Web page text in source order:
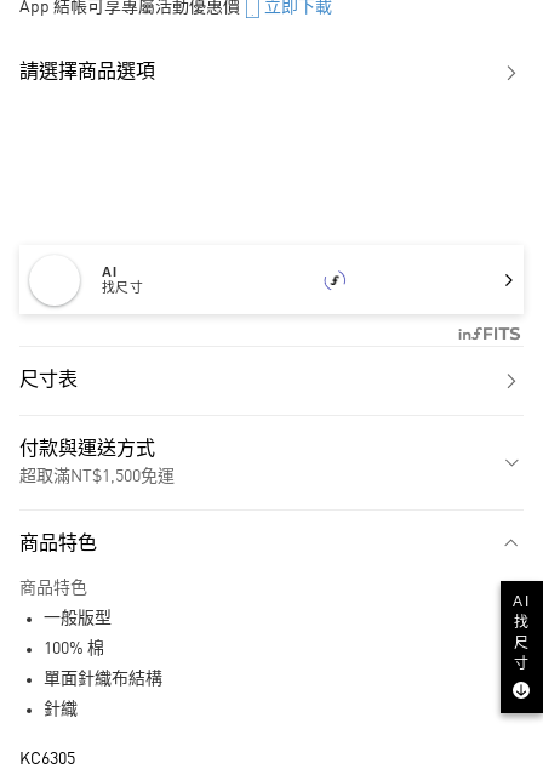
App 結帳可享專屬活動優惠價 立即下載
請選擇商品選項
AI
找尺寸
尺寸表
付款與運送方式
超取滿NT$1,500免運
LINE Pay
運送方式
商品特色
商品特色
一般版型
100% 棉
單面針織布結構
針織
KC6305
AI
找
尺
寸